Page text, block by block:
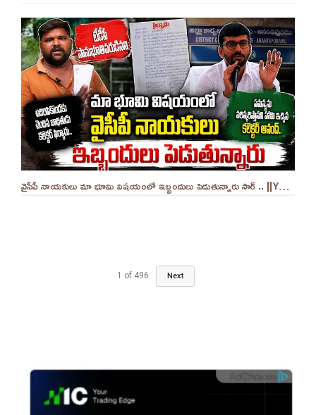
వైసీపీ నాయకులు మా భూమి విషయంలో ఇబ్బందులు పెడుతున్నారు సార్ .. ||YES 9TV
1 of 496 Next